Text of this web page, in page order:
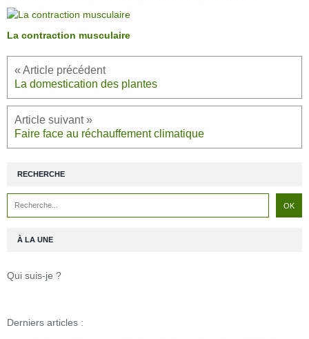
La contraction musculaire
La domestication des plantes
Faire face au réchauffement climatique
RECHERCHE
À LA UNE
Qui suis-je ?
Derniers articles :